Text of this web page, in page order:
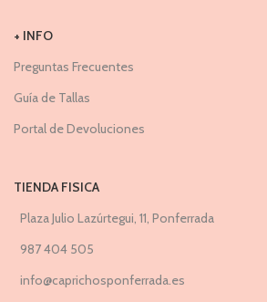
+ INFO
Preguntas Frecuentes
Guía de Tallas
Portal de Devoluciones
TIENDA FISICA
Plaza Julio Lazúrtegui, 11, Ponferrada
987 404 505
info@caprichosponferrada.es